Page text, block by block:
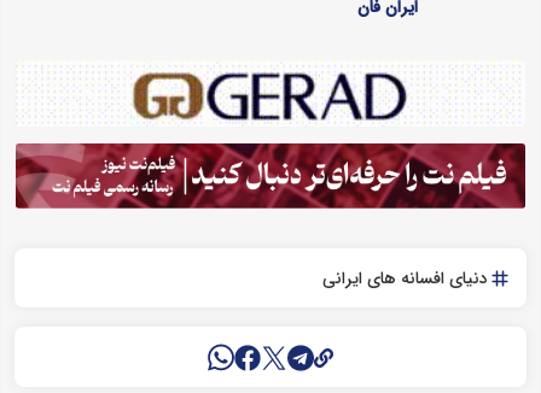
ایران فان
دنیای افسانه ‌های ایرانی